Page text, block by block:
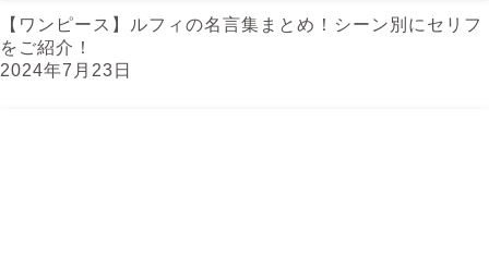
【ワンピース】ルフィの名言集まとめ！シーン別にセリフ
をご紹介！
2024年7月23日